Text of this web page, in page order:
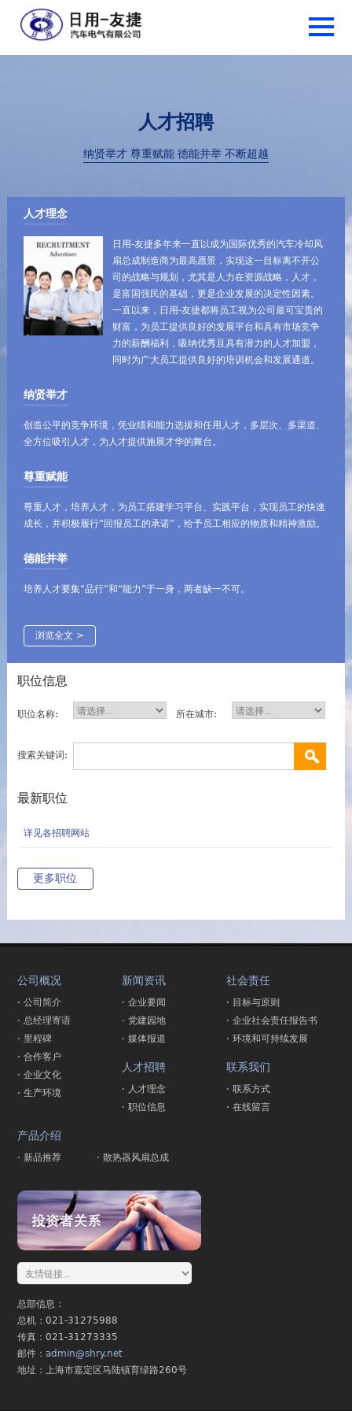
人才招聘
纳贤举才 尊重赋能 德能并举 不断超越
人才理念
日用-友捷多年来一直以成为国际优秀的汽车冷却风
扇总成制造商为最高愿景，实现这一目标离不开公
司的战略与规划，尤其是人力在资源战略，人才，
是富国强民的基础，更是企业发展的决定性因素。
一直以来，日用-友捷都将员工视为公司最可宝贵的
财富，为员工提供良好的发展平台和具有市场竞争
力的薪酬福利，吸纳优秀且具有潜力的人才加盟，
同时为广大员工提供良好的培训机会和发展通道。
纳贤举才
创造公平的竞争环境，凭业绩和能力选拔和任用人才，多层次、多渠道、
全方位吸引人才，为人才提供施展才华的舞台。
尊重赋能
尊重人才，培养人才，为员工搭建学习平台、实践平台，实现员工的快速
成长，并积极履行“回报员工的承诺”，给予员工相应的物质和精神激励。
德能并举
培养人才要集“品行”和“能力”于一身，两者缺一不可。
浏览全文 >
职位信息
职位名称: 所在城市:
搜索关键词:
最新职位
详见各招聘网站
更多职位
公司概况
· 公司简介
· 总经理寄语
· 里程碑
· 合作客户
· 企业文化
· 生产环境
新闻资讯
· 企业要闻
· 党建园地
· 媒体报道
社会责任
· 目标与原则
· 企业社会责任报告书
· 环境和可持续发展
人才招聘
· 人才理念
· 职位信息
联系我们
· 联系方式
· 在线留言
产品介绍
· 新品推荐 · 散热器风扇总成
总部信息：
总机：021-31275988
传真：021-31273335
邮件：admin@shry.net
地址：上海市嘉定区马陆镇育绿路260号